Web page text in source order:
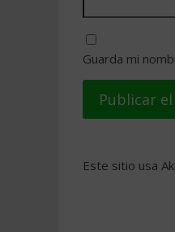
Guarda mi
Este sitio usa